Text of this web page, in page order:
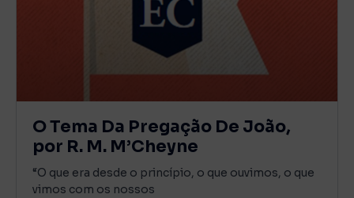
O Tema Da Pregação De João,
por R. M. M’Cheyne
“O que era desde o princípio, o que ouvimos, o que
vimos com os nossos